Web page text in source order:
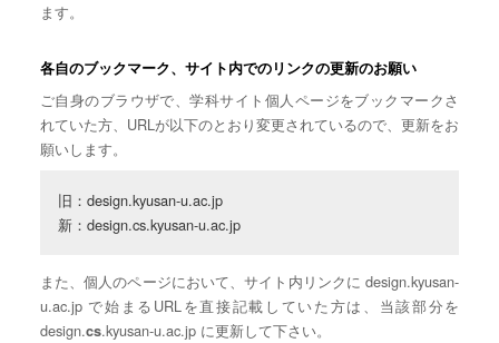
ます。
各自のブックマーク、サイト内でのリンクの更新のお願い
ご自身のブラウザで、学科サイト個人ページをブックマークさ
れていた方、URLが以下のとおり変更されているので、更新をお
願いします。
旧：design.kyusan-u.ac.jp
新：design.cs.kyusan-u.ac.jp
また、個人のページにおいて、サイト内リンクに design.kyusan-
u.ac.jp で始まるURLを直接記載していた方は、当該部分を
design.cs.kyusan-u.ac.jp に更新して下さい。